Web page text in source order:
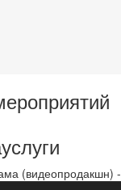
(видеопродакшн) -